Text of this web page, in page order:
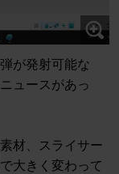
が発射可能な
ュースがあっ
材、スライサー
大きく変わって